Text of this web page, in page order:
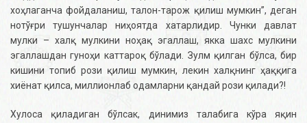
хоҳлаганча фойдаланиш, талон-тарож қилиш мумкин”, деган
нотўғри тушунчалар ниҳоятда хатарлидир. Чунки давлат
мулки – халқ мулкини ноҳақ эгаллаш, якка шахс мулкини
эгаллашдан гуноҳи каттароқ бўлади. Зулм қилган бўлса, бир
кишини топиб рози қилиш мумкин, лекин халқнинг ҳаққига
хиёнат қилса, миллионлаб одамларни қандай рози қилади?!
Хулоса қиладиган бўлсак, динимиз талабига кўра яқин